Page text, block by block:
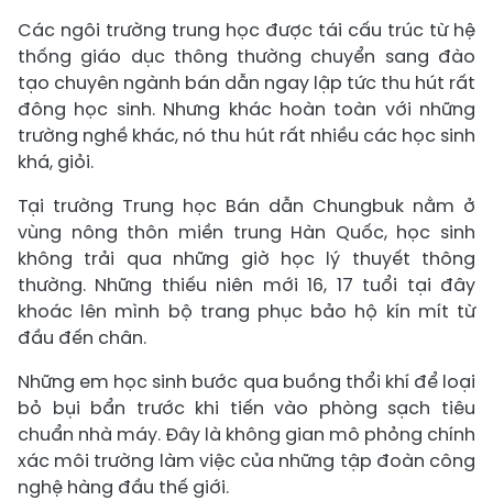
Các ngôi trường trung học được tái cấu trúc từ hệ
thống giáo dục thông thường chuyển sang đào
tạo chuyên ngành bán dẫn ngay lập tức thu hút rất
đông học sinh. Nhưng khác hoàn toàn với những
trường nghề khác, nó thu hút rất nhiều các học sinh
khá, giỏi.
Tại trường Trung học Bán dẫn Chungbuk nằm ở
vùng nông thôn miền trung Hàn Quốc, học sinh
không trải qua những giờ học lý thuyết thông
thường. Những thiếu niên mới 16, 17 tuổi tại đây
khoác lên mình bộ trang phục bảo hộ kín mít từ
đầu đến chân.
Những em học sinh bước qua buồng thổi khí để loại
bỏ bụi bẩn trước khi tiến vào phòng sạch tiêu
chuẩn nhà máy. Đây là không gian mô phỏng chính
xác môi trường làm việc của những tập đoàn công
nghệ hàng đầu thế giới.